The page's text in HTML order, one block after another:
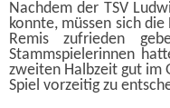
Verein
Nachdem der TSV
konnte, müssen sich
Remis zufrieden
Stammspielerinnen
zweiten Halbzeit gut im
Spiel vorzeitig zu